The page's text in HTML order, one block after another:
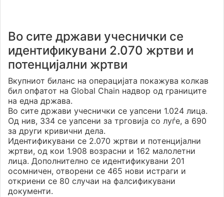
Во сите држави учеснички се
идентификувани 2.070 жртви и
потенцијални жртви
Вкупниот биланс на операцијата покажува колкав
бил опфатот на Global Chain надвор од границите
на една држава.
Во сите држави учеснички се уапсени 1.024 лица.
Од нив, 334 се уапсени за трговија со луѓе, а 690
за други кривични дела.
Идентификувани се 2.070 жртви и потенцијални
жртви, од кои 1.908 возрасни и 162 малолетни
лица. Дополнително се идентификувани 201
осомничен, отворени се 465 нови истраги и
откриени се 80 случаи на фалсификувани
документи.